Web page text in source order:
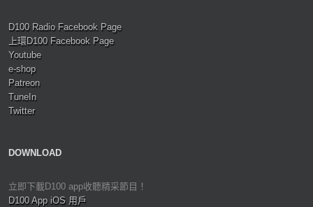
D100 Radio Facebook Page
上環D100 Facebook Page
Youtube
e-shop
Patreon
TuneIn
Twitter
DOWNLOAD
立即下載D100 app收聽精采節目！
D100 App iOS 用戶